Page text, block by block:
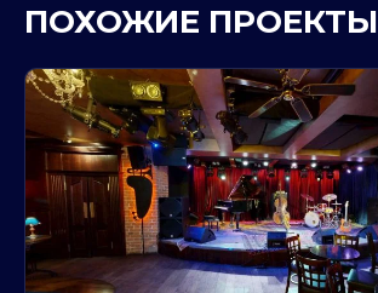
ПОХОЖИЕ ПРОЕКТЫ